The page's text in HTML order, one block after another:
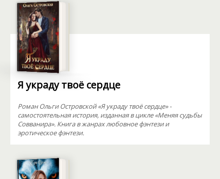
Я украду твоё сердце
Роман Ольги Островской «Я украду твоё сердце» -
самостоятельная история, изданная в цикле «Меняя судьбы
Совванира». Книга в жанрах любовное фэнтези и
эротическое фэнтези.